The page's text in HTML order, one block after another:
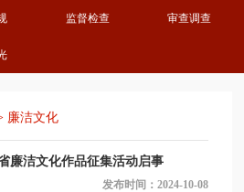
监督检查 审查调查
廉洁文化
廉洁文化作品征集活动启事
发布时间：2024-10-08